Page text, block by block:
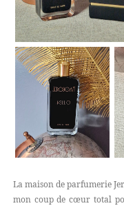
La maison de parfumerie
mon coup de cœur total